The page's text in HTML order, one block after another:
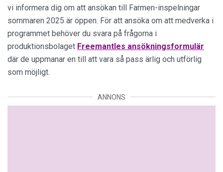
vi informera dig om att ansökan till Farmen-inspelningar
sommaren 2025 är öppen. För att ansöka om att medverka i
programmet behöver du svara på frågorna i
produktionsbolaget Freemantles ansökningsformulär
där de uppmanar en till att vara så pass ärlig och utförlig
som möjligt.
ANNONS